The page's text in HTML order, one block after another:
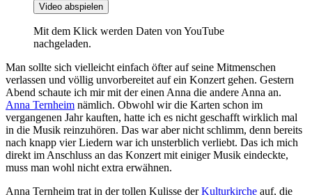
Video abspielen
Mit dem Klick werden Daten von YouTube
nachgeladen.
Man sollte sich vielleicht einfach öfter auf seine Mitmenschen
verlassen und völlig unvorbereitet auf ein Konzert gehen. Gestern
Abend schaute ich mir mit der einen Anna die andere Anna an.
Anna Ternheim nämlich. Obwohl wir die Karten schon im
vergangenen Jahr kauften, hatte ich es nicht geschafft wirklich mal
in die Musik reinzuhören. Das war aber nicht schlimm, denn bereits
nach knapp vier Liedern war ich unsterblich verliebt. Das ich mich
direkt im Anschluss an das Konzert mit einiger Musik eindeckte,
muss man wohl nicht extra erwähnen.
Anna Ternheim trat in der tollen Kulisse derKulturkirche auf, die